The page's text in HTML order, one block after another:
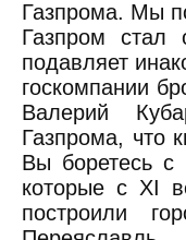
Газпрома. Мы
Газпром стал
подавляет
госкомпании
Валерий
Газпрома, что
Вы боретесь с
которые с XI
построили